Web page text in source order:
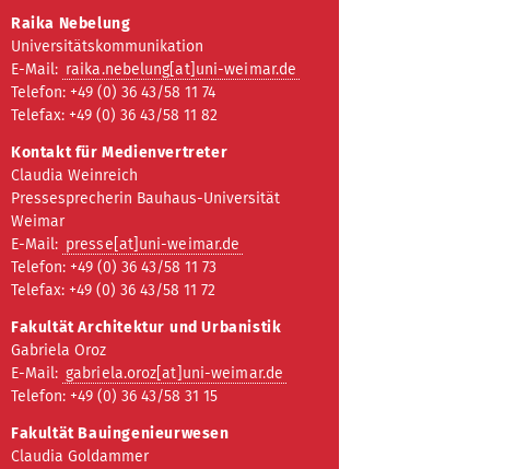
Raika Nebelung
Universitätskommunikation
E-Mail: raika.nebelung[at]uni-weimar.de
Telefon: +49 (0) 36 43/58 11 74
Telefax: +49 (0) 36 43/58 11 82
Kontakt für Medienvertreter
Claudia Weinreich
Pressesprecherin Bauhaus-Universität
Weimar
E-Mail: presse[at]uni-weimar.de
Telefon: +49 (0) 36 43/58 11 73
Telefax: +49 (0) 36 43/58 11 72
Fakultät Architektur und Urbanistik
Gabriela Oroz
E-Mail: gabriela.oroz[at]uni-weimar.de
Telefon: +49 (0) 36 43/58 31 15
Fakultät Bauingenieurwesen
Claudia Goldammer